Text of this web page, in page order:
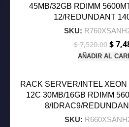
45MB/32GB RDIMM
12/REDUNDANT
SKU:
$7,520.00 El
$
$
AÑADIR AL
RACK SERVER/INTEL
12C 30MB/16GB RDIMM
8/IDRAC9/
SKU: